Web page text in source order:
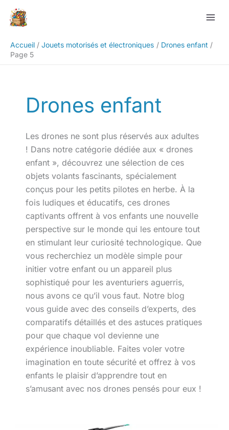
Accueil
Jouets motorisés et électroniques
Drones enfant
Page 5
Drones enfant
Les drones ne sont plus réservés aux adultes
! Dans notre catégorie dédiée aux « drones
enfant », découvrez une sélection de ces
objets volants fascinants, spécialement
conçus pour les petits pilotes en herbe. À la
fois ludiques et éducatifs, ces drones
captivants offrent à vos enfants une nouvelle
perspective sur le monde qui les entoure tout
en stimulant leur curiosité technologique. Que
vous recherchiez un modèle simple pour
initier votre enfant ou un appareil plus
sophistiqué pour les aventuriers aguerris,
nous avons ce qu’il vous faut. Notre blog
vous guide avec des conseils d’experts, des
comparatifs détaillés et des astuces pratiques
pour que chaque vol devienne une
expérience inoubliable. Faites voler votre
imagination en toute sécurité et offrez à vos
enfants le plaisir d’apprendre tout en
s’amusant avec nos drones pensés pour eux !
Rechercher